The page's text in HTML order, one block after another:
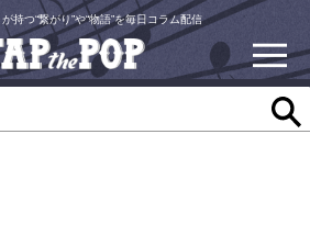
が持つ“繋がり”や“物語”を毎日コラム配信